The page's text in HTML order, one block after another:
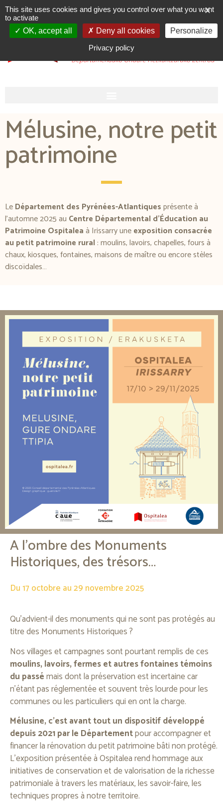
Mélusine, notre petit
patrimoine
LeDépartement des Pyrénées-Atlantiquesprésente à
l’automne 2025 au Centre Départemental d’Éducation au
Patrimoine Ospitaleaà Irissarry uneexposition consacrée
au petit patrimoine rural : moulins, lavoirs, chapelles, fours à
chaux, kiosques, fontaines, maisons de maître ou encore stèles
discoïdales…
A l’ombre des Monuments
Historiques, des trésors…
Du 17 octobre au 29 novembre 2025
Qu’advient-il des monuments qui ne sont pas protégés au
titre des Monuments Historiques ?
Nos villages et campagnes sont pourtant remplis de ces
moulins, lavoirs, fermes et autres fontaines témoins
du passémais dont la préservation est incertaine car
n’étant pas réglementée et souvent très lourde pour les
communes ou les particuliers qui en ont la charge.
Mélusine, c’est avant tout un dispositif développé
depuis 2021 par le Départementpour accompagner et
financer la rénovation du petit patrimoine bâti non protégé.
L’exposition présentée à Ospitalea rend hommage aux
initiatives de conservation et de valorisation de la richesse
patrimoniale à travers les matériaux, les savoir-faire, les
techniques propres à notre territoire.
X
This site uses cookies and gives you control over what you want
to activate
OK, accept all
Deny all cookies
Personalize
Privacy policy